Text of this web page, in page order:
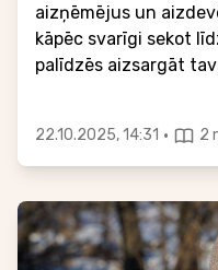
aizņēmējus un
kāpēc svarīgi sekot
palīdzēs aizsargāt
22.10.2025, 14:31 · 2